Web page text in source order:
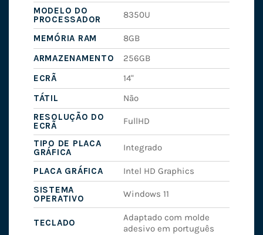
MODELO DO
PROCESSADOR
8350U
MEMÓRIA RAM
8GB
ARMAZENAMENTO
256GB
ECRÃ
14"
TÁTIL
Não
RESOLUÇÃO DO
ECRÃ
FullHD
TIPO DE PLACA
GRÁFICA
Integrado
PLACA GRÁFICA
Intel HD Graphics
SISTEMA
OPERATIVO
Windows 11
TECLADO
Adaptado com molde
adesivo em português